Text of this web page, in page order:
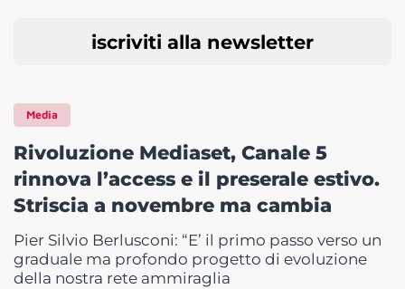
iscriviti alla newsletter
Media
Rivoluzione Mediaset, Canale 5
rinnova l’access e il preserale estivo.
Striscia a novembre ma cambia
Pier Silvio Berlusconi: “E’ il primo passo verso un
graduale ma profondo progetto di evoluzione
della nostra rete ammiraglia